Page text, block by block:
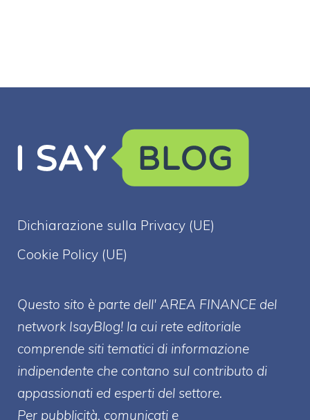
Dichiarazione sulla Privacy (UE)
Cookie Policy (UE)
Questo sito è parte dell' AREA FINANCE del
network IsayBlog! la cui rete editoriale
comprende siti tematici di informazione
indipendente che contano sul contributo di
appassionati ed esperti del settore.
Per pubblicità, comunicati e